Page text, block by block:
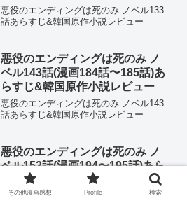
悪役のエンディングは死のみ ノベル133
話あらすじ&韓国原作小説レビュー
悪役のエンディングは死のみ ノ
ベル143話(漫画184話〜185話)あ
らすじ&韓国原作小説レビュー
悪役のエンディングは死のみ ノベル143
話あらすじ&韓国原作小説レビュー
悪役のエンディングは死のみ ノ
ベル153話(漫画194〜195話)あら
すじ&韓国原作小説レビュー
悪役のエンディングは死のみ ノベル153
その他漫画感想 Profile 検索